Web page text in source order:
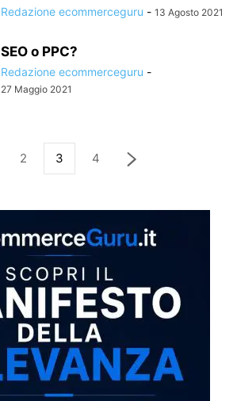
Redazione ecommerceguru - 13 Agosto 2021
SEO o PPC?
Redazione ecommerceguru -
27 Maggio 2021
2 3 4